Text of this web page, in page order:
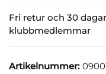
Fri retur och 30
klubbmedlemmar
Artikelnummer: